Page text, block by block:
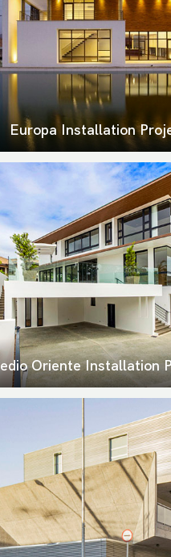
Europa Installation
Oriente Installation